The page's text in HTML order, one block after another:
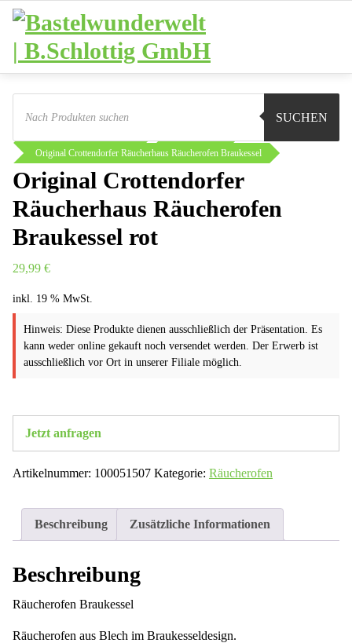
Zum
Inhalt
springen
Products
search
SUCHEN
Sie sind hier:
Original Crottendorfer Räucherhaus Räucherofen Braukessel
Original Crottendorfer
Räucherhaus Räucherofen
Braukessel rot
29,99 €
inkl. 19 % MwSt.
Hinweis: Diese Produkte dienen ausschließlich der Präsentation. Es
kann weder online gekauft noch versendet werden. Der Erwerb ist
ausschließlich vor Ort in unserer Filiale möglich.
Jetzt anfragen
Artikelnummer: 100051507 Kategorie: Räucherofen
Beschreibung Zusätzliche Informationen
Beschreibung
Räucherofen Braukessel
Räucherofen aus Blech im Braukesseldesign.